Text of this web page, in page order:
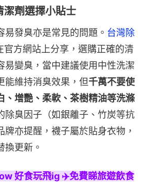
潔劑選擇小貼士
易發臭亦是常見的問題。 台灣除
官方網站上分享，選購正確的清
易變臭，當中建議使用中性洗潔
能維持消臭效果，但千萬不要使
、增艷、柔軟、茶樹精油等洗滌
除臭因子（如銀離子、竹炭等抗
牌亦提醒，襪子屬於貼身衣物，
換更新。
好食玩飛ig ✈️免費睇旅遊飲食